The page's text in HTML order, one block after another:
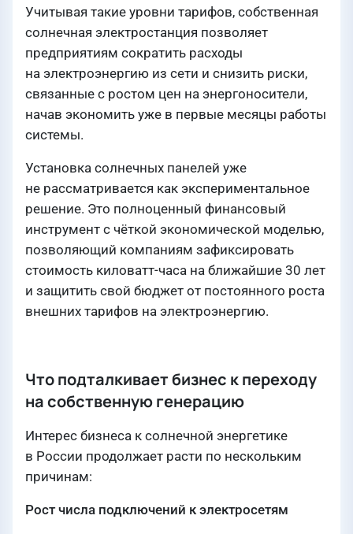
Учитывая такие уровни тарифов, собственная
солнечная электростанция позволяет
предприятиям сократить расходы
на электроэнергию из сети и снизить риски,
связанные с ростом цен на энергоносители,
начав экономить уже в первые месяцы работы
системы.
Установка солнечных панелей уже
не рассматривается как экспериментальное
решение. Это полноценный финансовый
инструмент с чёткой экономической моделью,
позволяющий компаниям зафиксировать
стоимость киловатт-часа на ближайшие 30 лет
и защитить свой бюджет от постоянного роста
внешних тарифов на электроэнергию.
Что подталкивает бизнес к переходу
на собственную генерацию
Интерес бизнеса к солнечной энергетике
в России продолжает расти по нескольким
причинам:
Рост числа подключений к электросетям